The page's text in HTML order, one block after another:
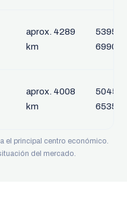
aprox. 4289
km
5395 €
6990 €
aprox. 4008
km
5045 €
6535 €
el principal centro económico.
del mercado.